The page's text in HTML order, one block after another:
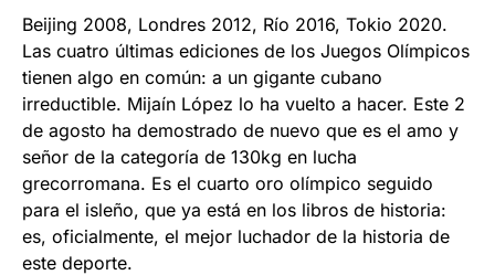
Beijing 2008, Londres 2012, Río 2016, Tokio 2020.
Las cuatro últimas ediciones de los Juegos Olímpicos
tienen algo en común: a un gigante cubano
irreductible. Mijaín López lo ha vuelto a hacer. Este 2
de agosto ha demostrado de nuevo que es el amo y
señor de la categoría de 130kg en lucha
grecorromana. Es el cuarto oro olímpico seguido
para el isleño, que ya está en los libros de historia:
es, oficialmente, el mejor luchador de la historia de
este deporte.